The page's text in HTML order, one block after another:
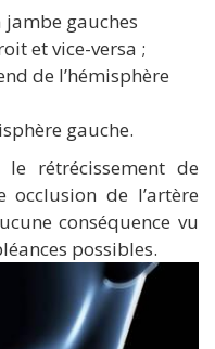
gauches
et vice-versa ;
de l’hémisphère
gauche.
rétrécissement de
occlusion de l’artère
conséquence vu
possibles.